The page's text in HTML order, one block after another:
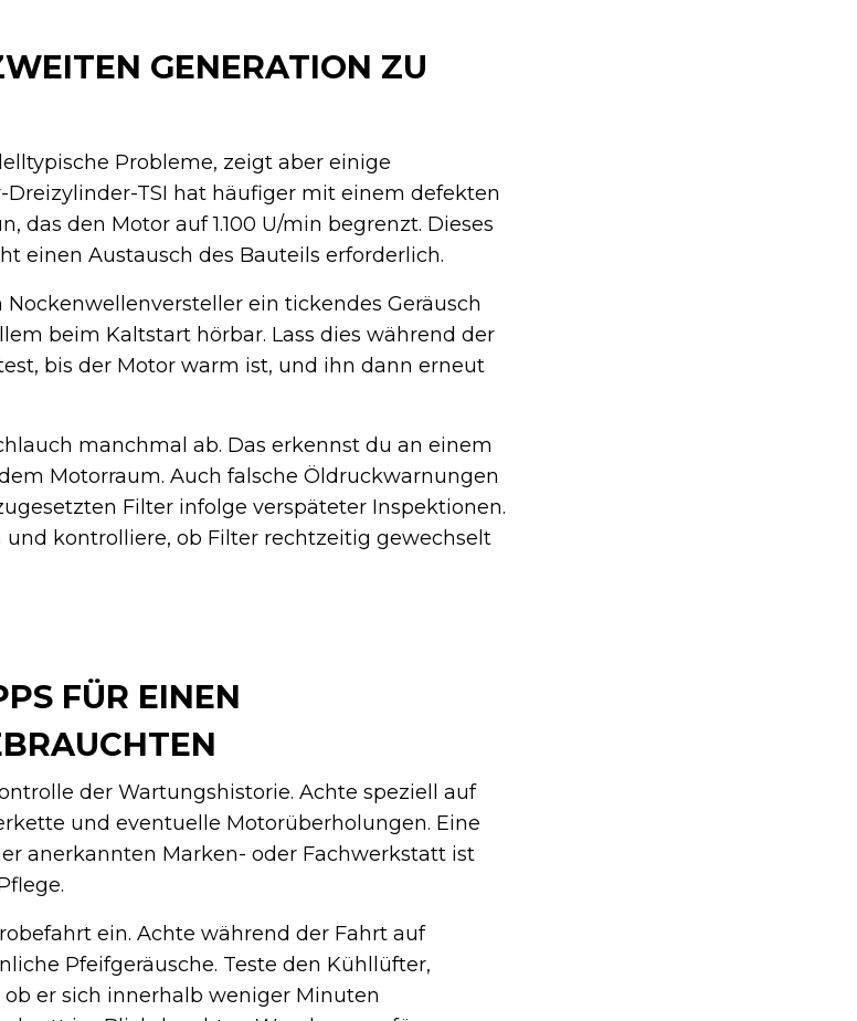
GENERATION ZU
Probleme, zeigt aber einige
Dreizylinder-TSI hat häufiger mit einem defekten
das den Motor auf 1.100 U/min begrenzt. Dieses
einen Austausch des Bauteils erforderlich.
ein tickendes Geräusch
beim Kaltstart hörbar. Lass dies während der
bis der Motor warm ist, und ihn dann erneut
manchmal ab. Das erkennst du an einem
Motorraum. Auch falsche Öldruckwarnungen
Filter infolge verspäteter Inspektionen.
kontrolliere, ob Filter rechtzeitig gewechselt
FÜR EINEN
der Wartungshistorie. Achte speziell auf
und eventuelle Motorüberholungen. Eine
anerkannten Marken- oder Fachwerkstatt ist
ein. Achte während der Fahrt auf
Pfeifgeräusche. Teste den Kühllüfter,
er sich innerhalb weniger Minuten